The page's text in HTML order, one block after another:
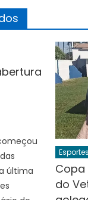
última
Esportes
Copa
do